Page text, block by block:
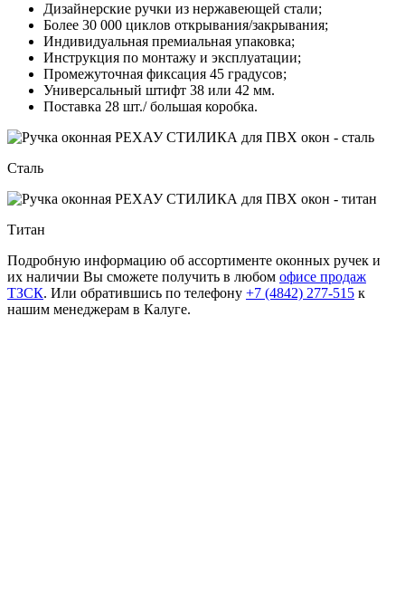
Дизайнерские ручки из нержавеющей стали;
Более 30 000 циклов открывания/закрывания;
Индивидуальная премиальная упаковка;
Инструкция по монтажу и эксплуатации;
Промежуточная фиксация 45 градусов;
Универсальный штифт 38 или 42 мм.
Поставка 28 шт./ большая коробка.
Сталь
Титан
Подробную информацию об ассортименте оконных ручек и
их наличии Вы сможете получить в любом офисе продаж
ТЗСК. Или обратившись по телефону +7 (4842) 277-515 к
нашим менеджерам в Калуге.